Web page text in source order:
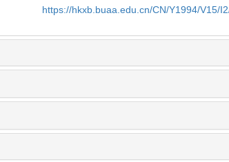
https://hkxb.buaa.edu.cn/CN/Y1994/V15/